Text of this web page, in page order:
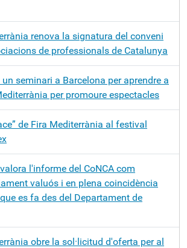
renova la signatura del conveni
de professionals de Catalunya
un seminari a Barcelona per aprendre a
per promoure espectacles
de Fira Mediterrània al festival
l'informe del CoNCA com
valuós i en plena coincidència
es fa des del Departament de
obre la sol·licitud d'oferta per al